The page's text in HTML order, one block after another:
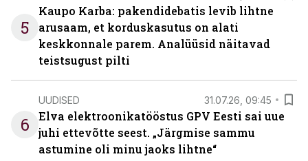
5
Kaupo Karba: pakendidebatis levib lihtne
arusaam, et korduskasutus on alati
keskkonnale parem. Analüüsid näitavad
teistsugust pilti
6
UUDISED 31.07.26, 09:45
Elva elektroonikatööstus GPV Eesti sai uue
juhi ettevõtte seest. „Järgmise sammu
astumine oli minu jaoks lihtne“